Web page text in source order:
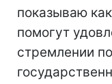
показываю
помогут
стремлении